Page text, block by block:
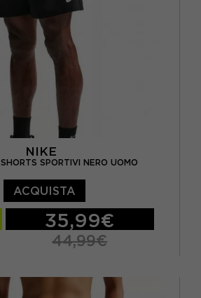
NIKE
SPORTIVI NERO UOMO
ACQUISTA
35,99€
44,99€